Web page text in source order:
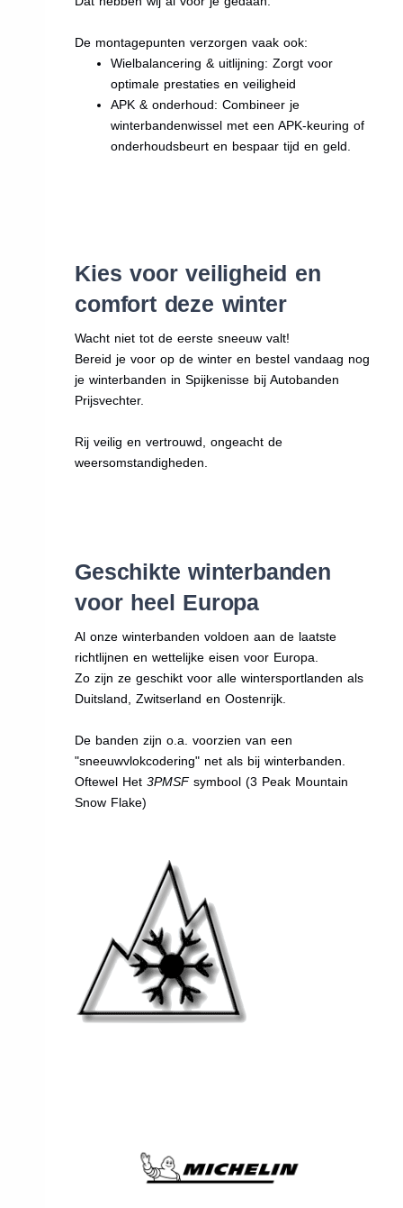
De montagepunten verzorgen vaak ook:
Wielbalancering & uitlijning: Zorgt voor
optimale prestaties en veiligheid
APK & onderhoud: Combineer je
winterbandenwissel met een APK-keuring of
onderhoudsbeurt en bespaar tijd en geld.
Kies voor veiligheid en
comfort deze winter
Wacht niet tot de eerste sneeuw valt!
Bereid je voor op de winter en bestel vandaag nog
je winterbanden in Spijkenisse bij Autobanden
Prijsvechter.
Rij veilig en vertrouwd, ongeacht de
weersomstandigheden.
Geschikte winterbanden
voor heel Europa
Al onze winterbanden voldoen aan de laatste
richtlijnen en wettelijke eisen voor Europa.
Zo zijn ze geschikt voor alle wintersportlanden als
Duitsland, Zwitserland en Oostenrijk.
De banden zijn o.a. voorzien van een
"sneeuwvlokcodering" net als bij winterbanden.
Oftewel Het3PMSFsymbool (3 Peak Mountain
Snow Flake)